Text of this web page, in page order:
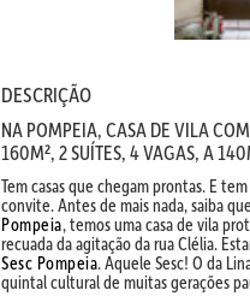
DESCRIÇÃO
NA POMPEIA, CASA DE VILA
160M², 2 SUÍTES, 4 VAGAS, A
Tem casas que chegam prontas. E
convite. Antes de mais nada, saiba
Pompeia, temos uma casa de vila
recuada da agitação da rua Clélia.
Sesc Pompeia. Aquele Sesc! O da
quintal cultural de muitas gerações